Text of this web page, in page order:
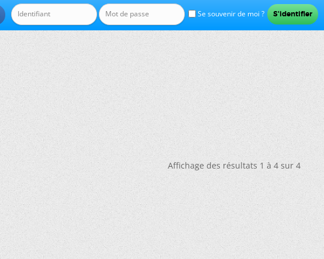
Se souvenir de moi ?
Affichage des résultats 1 à 4 sur 4